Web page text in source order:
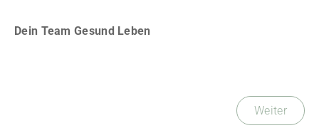
Dein Team Gesund Leben
Weiter